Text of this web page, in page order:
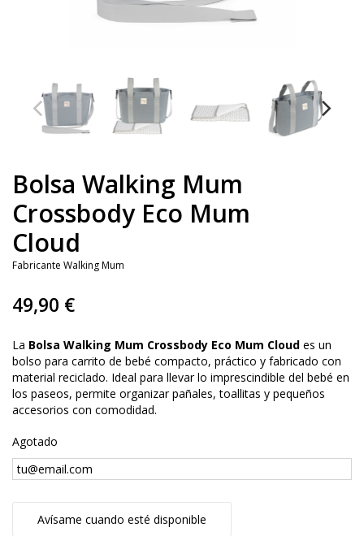
Bolsa Walking Mum
Crossbody Eco Mum
Cloud
Fabricante Walking Mum
49,90 €
La Bolsa Walking Mum Crossbody Eco Mum Cloud es un
bolso para carrito de bebé compacto, práctico y fabricado con
material reciclado. Ideal para llevar lo imprescindible del bebé en
los paseos, permite organizar pañales, toallitas y pequeños
accesorios con comodidad.
Agotado
Avísame cuando esté disponible